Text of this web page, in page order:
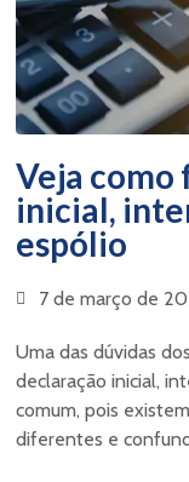
Veja como
inicial,
espólio
7 de março de
Uma das dúvidas
declaração inicial,
comum, pois
diferentes e